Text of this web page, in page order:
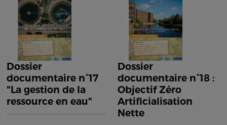
Dossier
documentaire n°17
"La gestion de la
ressource en eau"
Dossier
documentaire n°18 :
Objectif Zéro
Artificialisation
Nette